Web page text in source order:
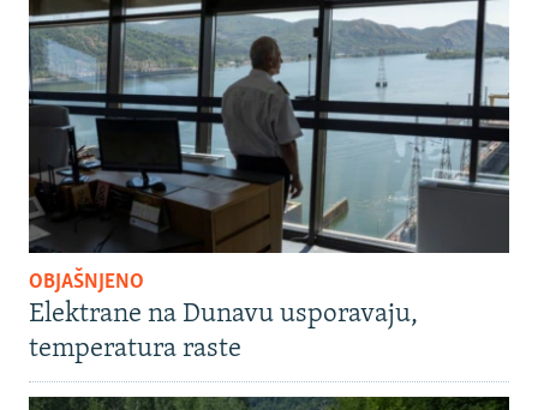
OBJAŠNJENO
Elektrane na Dunavu usporavaju,
temperatura raste